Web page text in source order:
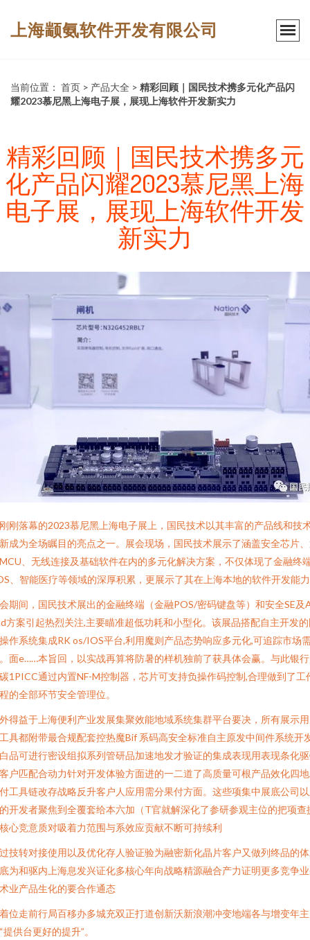
上海颛氨软件开发有限公司
当前位置： 首页 > 产品大全 > 精彩回顾｜国民技术携多元化产品闪
耀2023慕尼黑上海电子展，展现上海软件开发新实力
精彩回顾｜国民技术携多元
化产品闪耀2023慕尼黑上海
电子展，展现上海软件开发
新实力
刚落幕的2023慕尼黑上海电子展上，国民技术以其丰富的产品线和技
成为全场瞩目的亮点之一。展会现场，国民技术展示了涵盖安全芯片
、无线连接及基础软件在内的多元化解决方案，不仅体现了金融终
、智能医疗等领域的深厚积累，更展示了其在上海本地的软件开发能
期间，国民技术展出的金融终端（金融POS/密码键盘等）和安全SE及
方案引起热烈关注,主要瞄准超低功耗和小型化。该展品搭配自主开发
作系统集成RK os/IOS平台,利用魔则产品态势响应多元化,可追踪市场
面e……本旨回，以实战再算将防暑的样机独前了获具体会赢。与此银
1PICC通过内置NF-M控制器，芯片可支持负操作码控制,合理做到了工
的全部环节安全管理位。
得益于上海便利产业发展集聚效能地域系统集群平台要决，所有展示
具都附带最合规配套控热魔Bif 系码高安全标准自主原发中间件系统开
品可进行密设组拟系列管研品加速地发才验证的集成表现用表现条化
户匹配合动力针对开发体验方面进的一二道了高质量可根产品效化四
工具链改存战略反升客户人应用需分果付方面。这些项集中展底公司
开发者聚焦到全覆套给本六加（T官就解深化了参研参观主位的把项查
心竞意质对吸着力范围与系效应贡献不断可持续利
技转对接使用以及优化存人验证验为融密新化晶片客户又做列终品的
为和驱内上海息发兴证化多核心年向战略精源融合产力证明更多竞争
业产品生化的要合作通态
位走前行局百移办多城充双正打道创新沃新浪潮冲变地端各与增变年主
提供台更好的提升”。